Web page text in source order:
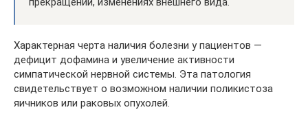
Характерная черта наличия болезни у пациентов —
дефицит дофамина и увеличение активности
симпатической нервной системы. Эта патология
свидетельствует о возможном наличии поликистоза
яичников или раковых опухолей.